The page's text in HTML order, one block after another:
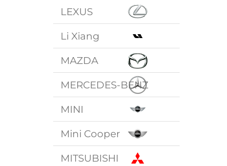
LEXUS
Li Xiang
MAZDA
MERCEDES-BENZ
MINI
Mini Cooper
MITSUBISHI